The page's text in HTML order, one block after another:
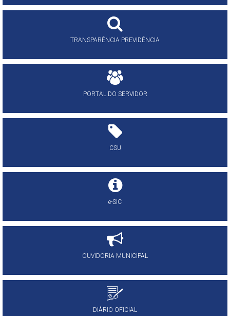
TRANSPARÊNCIA PREVIDÊNCIA
PORTAL DO SERVIDOR
CSU
e-SIC
OUVIDORIA MUNICIPAL
DIÁRIO OFICIAL